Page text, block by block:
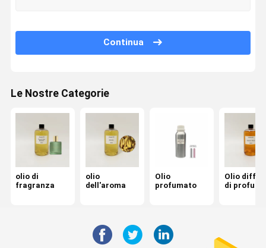
Casi
Chiedi Un
olio di fragranza
Olio profumato
Olio diffusore di aroma
Continua
Le Nostre Categorie
olio di
fragranza
olio
dell'aroma
Olio
profumato
Olio
di profumi